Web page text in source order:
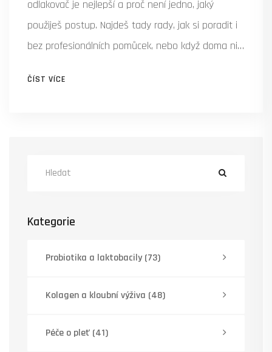
odlakovač je nejlepší a proč není jedno, jaký
použiješ postup. Najdeš tady rady, jak si poradit i
bez profesionálních pomůcek, nebo když doma nic
ČÍST VÍCE
Kategorie
Probiotika a laktobacily(73)
Kolagen a kloubní výživa (48)
Péče o pleť (41)